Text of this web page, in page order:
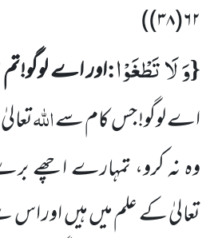
۶۲(۳۸) )
{وَ لَا تَطْغَوْا:اور اے
اے لوگو! جس کام سےاللہ
وہ نہ کرو، تمہارےاچھے
تعالیٰ کے علم میں ہیں اور اس